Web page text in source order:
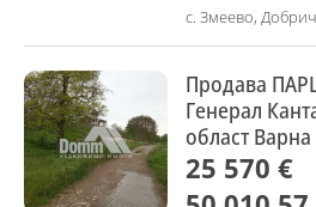
с. Змеево,
Продава
Генерал
област Варна
25 570 €